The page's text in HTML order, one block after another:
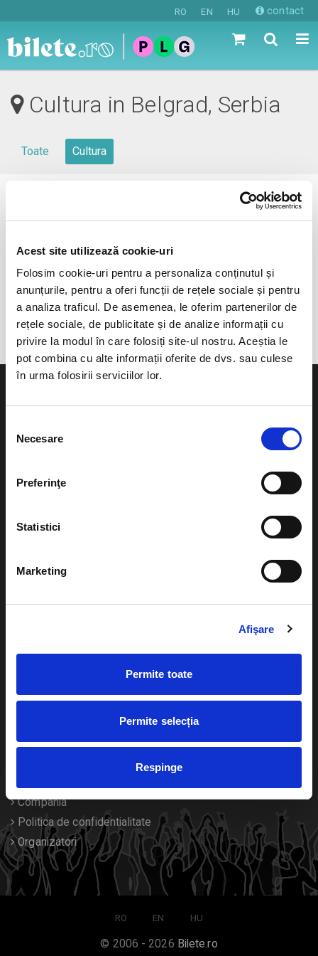
Acest site utilizează cookie-uri
Folosim cookie-uri pentru a personaliza conținutul și
anunțurile, pentru a oferi funcții de rețele sociale și pentru
a analiza traficul. De asemenea, le oferim partenerilor de
rețele sociale, de publicitate și de analize informații cu
privire la modul în care folosiți site-ul nostru. Aceștia le
pot combina cu alte informații oferite de dvs. sau culese
în urma folosirii serviciilor lor.
consimțământului
Necesare
Preferinţe
Statistici
Marketing
Afişare
Permite toate
Permite selecția
Respinge
RO EN HU contact
Cultura in Belgrad, Serbia
Toate Cultura
0 evenimente in viitorul apropiat
anunta-ma pe email cand apare urmatorul eveniment la
Belgrad, Serbia
Evenimente
Teatru
festivaluri
Diverse
Despre noi
Contact
Compania
Politica de confidentialitate
Organizatori
RO EN HU
© 2006 - 2026 Bilete.ro